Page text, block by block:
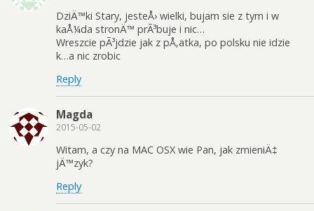
DziÄ™ki Stary, jesteÅ› wielki, bujam sie z tym i w
kaÅ¼da stronÄ™ prÃ³buje i nic…
Wreszcie pÃ³jdzie jak z pÅ‚atka, po polsku nie idzie
k…a nic zrobic
Reply
Magda
2015-05-02
Witam, a czy na MAC OSX wie Pan, jak zmieniÄ‡
jÄ™zyk?
Reply